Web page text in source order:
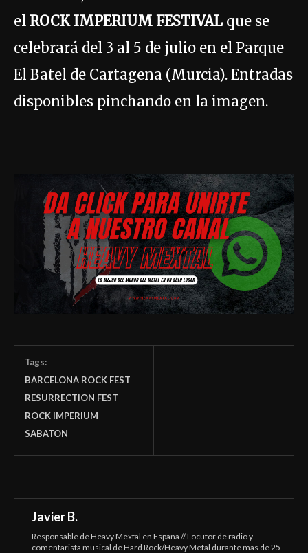
el ROCK IMPERIUM FESTIVALque se
celebrará del 3 al 5 de julio en el Parque
El Batel de Cartagena (Murcia). Entradas
disponibles pinchando en la imagen.
Tags:
BARCELONA ROCK FEST
RESURRECTION FEST
ROCK IMPERIUM
SABATON
Javier B.
Responsable de Heavy Mextal en España // Locutor de radio y
comentarista musical de Hard Rock/Heavy Metal durante mas de 25